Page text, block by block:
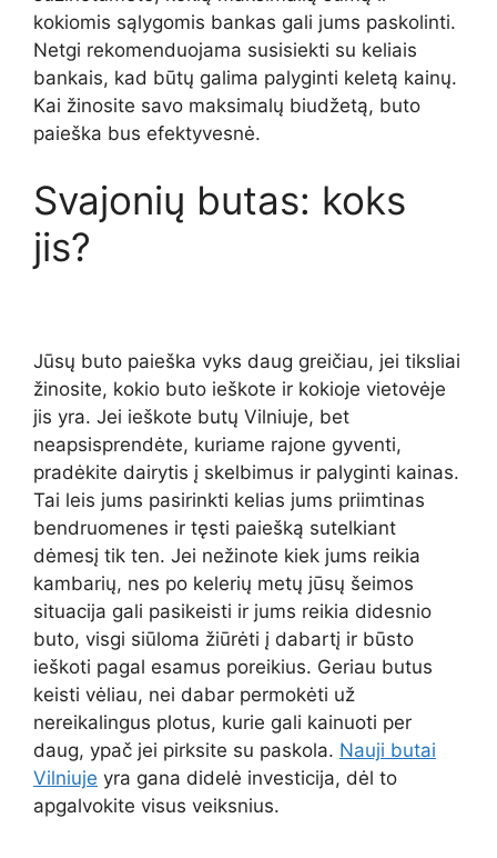
kokiomis sąlygomis bankas gali jums paskolinti.
Netgi rekomenduojama susisiekti su keliais
bankais, kad būtų galima palyginti keletą kainų.
Kai žinosite savo maksimalų biudžetą, buto
paieška bus efektyvesnė.
Svajonių butas: koks
jis?
Jūsų buto paieška vyks daug greičiau, jei tiksliai
žinosite, kokio buto ieškote ir kokioje vietovėje
jis yra. Jei ieškote butų Vilniuje, bet
neapsisprendėte, kuriame rajone gyventi,
pradėkite dairytis į skelbimus ir palyginti kainas.
Tai leis jums pasirinkti kelias jums priimtinas
bendruomenes ir tęsti paiešką sutelkiant
dėmesį tik ten. Jei nežinote kiek jums reikia
kambarių, nes po kelerių metų jūsų šeimos
situacija gali pasikeisti ir jums reikia didesnio
buto, visgi siūloma žiūrėti į dabartį ir būsto
ieškoti pagal esamus poreikius. Geriau butus
keisti vėliau, nei dabar permokėti už
nereikalingus plotus, kurie gali kainuoti per
daug, ypač jei pirksite su paskola. Nauji butai
Vilniuje yra gana didelė investicija, dėl to
apgalvokite visus veiksnius.